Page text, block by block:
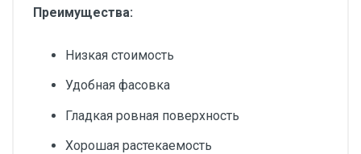
Преимущества:
Низкая стоимость
Удобная фасовка
Гладкая ровная поверхность
Хорошая растекаемость